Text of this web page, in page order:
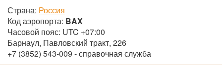
Страна: Россия
Код аэропорта: BAX
Часовой пояс: UTC +07:00
Барнаул, Павловский тракт, 226
+7 (3852) 543-009 - справочная служба